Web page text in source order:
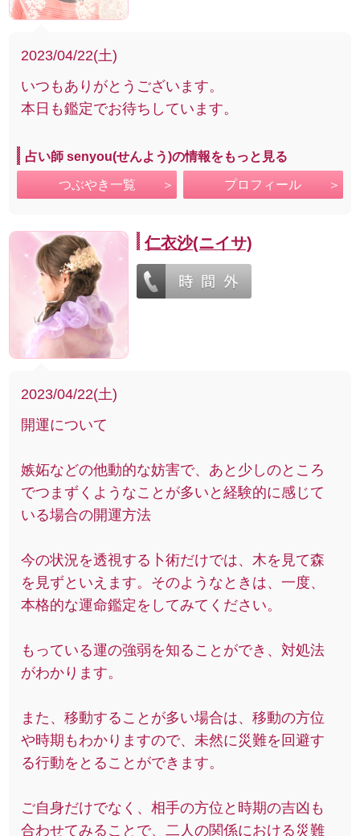
2023/04/22(土)
いつもありがとうございます。
本日も鑑定でお待ちしています。
占い師 senyou(せんよう)の情報をもっと見る
つぶやき一覧 プロフィール
仁衣沙(ニイサ)
2023/04/22(土)
開運について
嫉妬などの他動的な妨害で、あと少しのところ
でつまずくようなことが多いと経験的に感じて
いる場合の開運方法
今の状況を透視する卜術だけでは、木を見て森
を見ずといえます。そのようなときは、一度、
本格的な運命鑑定をしてみてください。
もっている運の強弱を知ることができ、対処法
がわかります。
また、移動することが多い場合は、移動の方位
や時期もわかりますので、未然に災難を回避す
る行動をとることができます。
ご自身だけでなく、相手の方位と時期の吉凶も
合わせてみることで、二人の関係における災難